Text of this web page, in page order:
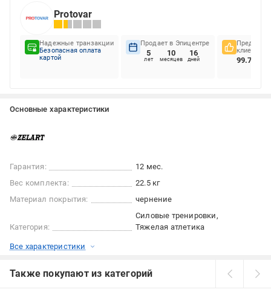
Protovar
Надежные транзакции
Безопасная оплата
картой
Продает в Эпицентре
5
лет
10
месяцев
16
дней
клиентов
99.72%
Основные характеристики
Гарантия:
12 мес.
Вес комплекта:
22.5 кг
Материал покрытия:
чернение
Категория:
Силовые тренировки
Тяжелая атлетика
Все характеристики
Также покупают из категорий